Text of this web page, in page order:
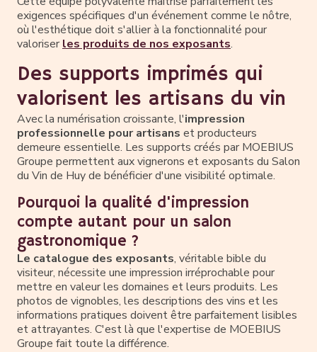
exigences spécifiques d'un événement comme le nôtre,
où l'esthétique doit s'allier à la fonctionnalité pour
valoriser les produits de nos exposants.
Des supports imprimés qui
valorisent les artisans du vin
Avec la numérisation croissante, l'impression
professionnelle pour artisans et producteurs
demeure essentielle. Les supports créés par MOEBIUS
Groupe permettent aux vignerons et exposants du Salon
du Vin de Huy de bénéficier d'une visibilité optimale.
Pourquoi la qualité d'impression
compte autant pour un salon
gastronomique ?
Le catalogue des exposants, véritable bible du
visiteur, nécessite une impression irréprochable pour
mettre en valeur les domaines et leurs produits. Les
photos de vignobles, les descriptions des vins et les
informations pratiques doivent être parfaitement lisibles
et attrayantes. C'est là que l'expertise de MOEBIUS
Groupe fait toute la différence.